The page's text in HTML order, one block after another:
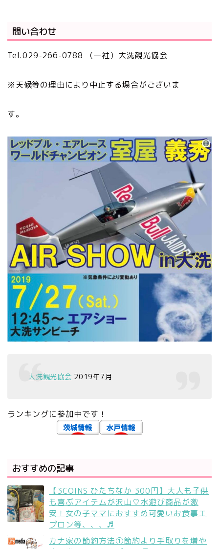
問い合わせ
Tel.029-266-0788 （一社）大洗観光協会
※天候等の理由により中止する場合がございま
す。
大洗観光協会 2019年7月
ランキングに参加中です！
おすすめの記事
【3COINS ひたちなか 300円】大人も子供
も喜ぶアイテムが沢山♡水遊び商品が激
安！女の子ママにおすすめ可愛いお食事エ
プロン等、、、♬
カナ家の節約方法①節約より手取りを増や